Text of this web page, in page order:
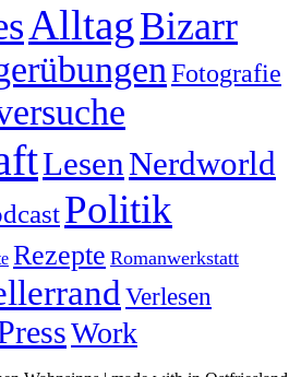
AlltagBizarr
Fotografie
LesenNerdworld
Politik
Rezepte Romanwerkstatt
Verlesen
Work